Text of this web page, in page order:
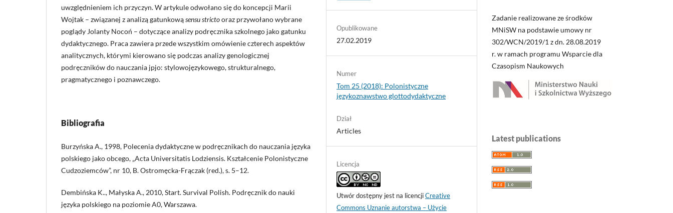
uwzględnieniem ich przyczyn. W artykule odwołano się do koncepcji Marii
Wojtak – związanej z analizą gatunkowąsensu strictooraz przywołano wybrane
poglądy Jolanty Nocoń – dotyczące analizy podręcznika szkolnego jako gatunku
dydaktycznego. Praca zawiera przede wszystkim omówienie czterech aspektów
analitycznych, którymi kierowano się podczas analizy genologicznej
podręczników do nauczania jpjo: stylowojęzykowego, strukturalnego,
pragmatycznego i poznawczego.
Bibliografia
Burzyńska A., 1998, Polecenia dydaktyczne w podręcznikach do nauczania języka
polskiego jako obcego, „Acta Universitatis Lodziensis. Kształcenie Polonistyczne
Cudzoziemców”, nr 10, B. Ostromęcka-Frączak (red.), s. 5–12.
Dembińska K.., Małyska A., 2010, Start. Survival Polish. Podręcznik do nauki
języka polskiego na poziomie A0, Warszawa.
Opublikowane
27.02.2019
Numer
Tom 25 (2018): Polonistyczne
językoznawstwo glottodydaktyczne
Dział
Articles
Licencja
Utwór dostępny jest na licencjiCreative
Commons Uznanie autorstwa – Użycie
Zadanie realizowane ze środków
MNiSW na podstawie umowy nr
302/WCN/2019/1 z dn. 28.08.2019
r. w ramach programu Wsparcie dla
Czasopism Naukowych
Latest publications